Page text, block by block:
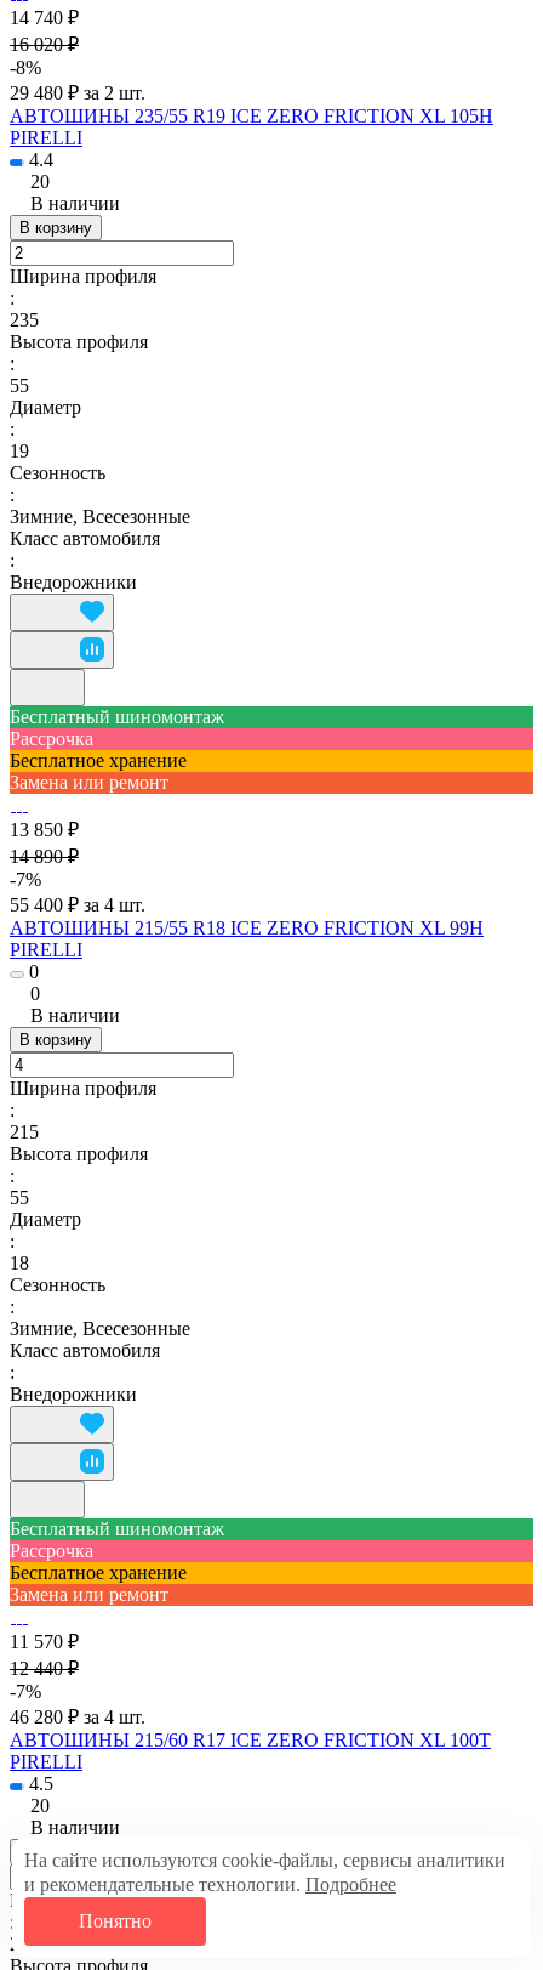
14 740 ₽
16 020 ₽
-8%
29 480 ₽ за 2 шт.
АВТОШИНЫ 235/55 R19 ICE ZERO FRICTION XL 105H
PIRELLI
4.4
20
В наличии
В корзину
Ширина профиля
:
235
Высота профиля
:
55
Диаметр
:
19
Сезонность
:
Зимние, Всесезонные
Класс автомобиля
:
Внедорожники
Бесплатный шиномонтаж
Рассрочка
Бесплатное хранение
Замена или ремонт
13 850 ₽
14 890 ₽
-7%
55 400 ₽ за 4 шт.
АВТОШИНЫ 215/55 R18 ICE ZERO FRICTION XL 99H
PIRELLI
0
0
В наличии
В корзину
Ширина профиля
:
215
Высота профиля
:
55
Диаметр
:
18
Сезонность
:
Зимние, Всесезонные
Класс автомобиля
:
Внедорожники
Бесплатный шиномонтаж
Рассрочка
Бесплатное хранение
Замена или ремонт
11 570 ₽
12 440 ₽
-7%
46 280 ₽ за 4 шт.
АВТОШИНЫ 215/60 R17 ICE ZERO FRICTION XL 100T
PIRELLI
4.5
20
В наличии
В корзину
Ширина профиля
:
215
Высота профиля
На сайте используются cookie-файлы, сервисы аналитики
и рекомендательные технологии. Подробнее
Понятно